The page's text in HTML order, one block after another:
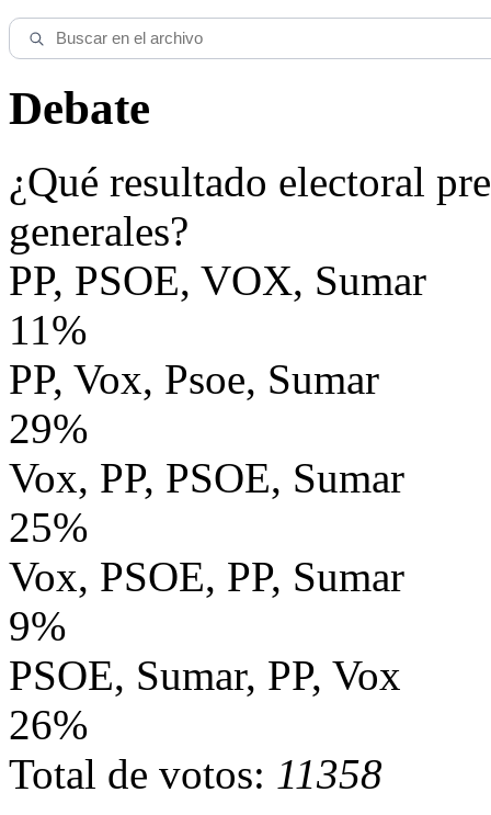
Debate
¿Qué resultado electoral
generales?
PP, PSOE, VOX, Sumar
11%
PP, Vox, Psoe, Sumar
29%
Vox, PP, PSOE, Sumar
25%
Vox, PSOE, PP, Sumar
9%
PSOE, Sumar, PP, Vox
26%
Total de votos: 11358